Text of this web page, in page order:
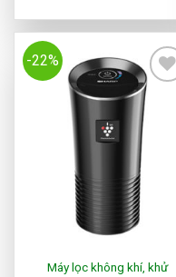
-22%
Add to
Wishlist
Máy lọc không khí, khử